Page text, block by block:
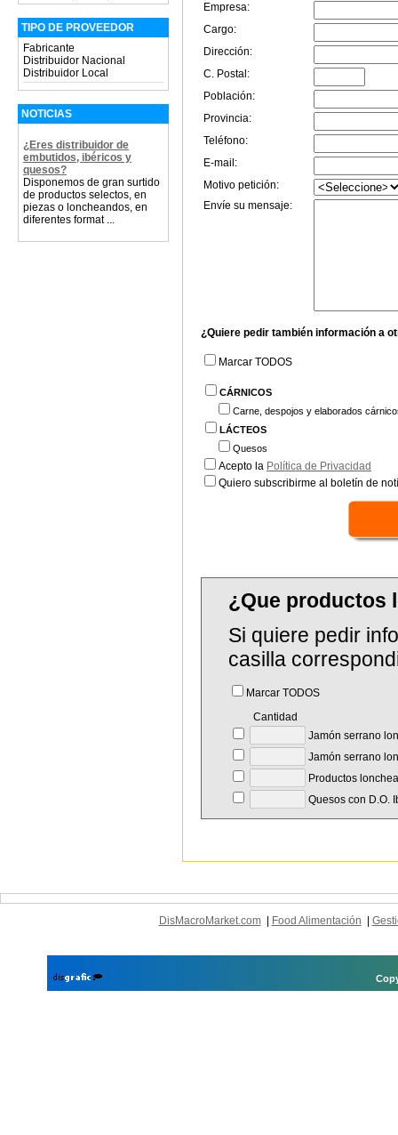
TIPO DE PROVEEDOR
Fabricante
Distribuidor Nacional
Distribuidor Local
NOTICIAS
¿Eres distribuidor de
embutidos, ibéricos y
quesos?
Disponemos de gran surtido
de productos selectos, en
piezas o loncheandos, en
diferentes format ...
Empresa:
Cargo:
Dirección:
C. Postal:
Población:
Provincia:
Teléfono:
E-mail:
Motivo petición:
Envíe su mensaje:
¿Quiere pedir también información a
Marcar TODOS
CÁRNICOS
Carne, despojos y elaborados
LÁCTEOS
Quesos
Acepto la Política de Privacidad
Quiero subscribirme al boletín de
¿Que productos
Si quiere pedir
casilla
Marcar TODOS
Cantidad
Jamón serrano
Jamón serrano
Productos
Quesos con D.O.
DisMacroMarket.com| Food Alimentación